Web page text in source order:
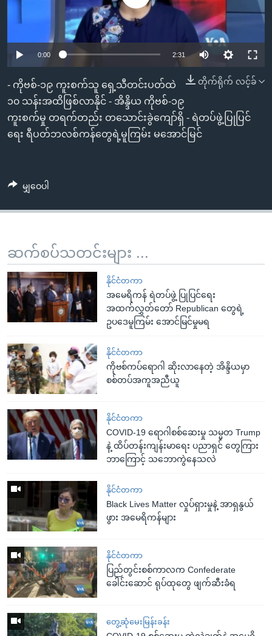
ကျော်
ကြည့်
ရန်
ရှာဖွေ
ရန်
ကျော်
သုတပဒေသာ အင်္ဂလိပ်စာ
Learning English
ဗွီအိုအေ လူမှုကွန်ယက်များ
ဘာသာစကားများ
0:00 2:31
တိုက်ရိုက် လင့်ခ်
- ကိုဗစ်-၁၉ ကူးစက်သူ ရှေ့သီတင်းပတ်ထဲ
၁၀ သန်းအထိဖြစ်လာနိုင် - အိန္ဒိယ ကိုဗစ်-၁၉
ကူးစက်မှု တရက်တည်း တသောင်းခွဲကျော်ရှိ - ရဲတပ်ဖွဲ့ပြုပြင်
ရေး ရီပတ်ဘလစ်ကန်တွေရဲ့မူကြမ်း မအောင်မြင်
မျှဝေပါ
ဆက်စပ်သတင်းများ ...
နိုင်ငံတကာ
အမေရိကန် ရဲတပ်ဖွဲ့ ပြုပြင်ရေး
အထက်လွှတ်တော် Republican တွေရဲ့
ဥပဒေမူကြမ်း အောင်မြင်မှုမရ
နိုင်ငံတကာ
ကိုဗစ်ကပ်ရောဂါ ဆိုးလာနေတဲ့ အိန္ဒိယမှာ
စစ်တပ်အကူအညီယူ
နိုင်ငံတကာ
COVID-19 ရောဂါစစ်ဆေးမှု သမ္မတ Trump
နဲ့ ထိပ်တန်းကျန်းမာရေး ပညာရှင် တွေကြား
ဘာကြောင့် သဘောကွဲနေသလဲ
နိုင်ငံတကာ
Black Lives Matter လှုပ်ရှားမှုနဲ့ အာရှနွယ်
ဖွား အမေရိကန်များ
နိုင်ငံတကာ
ပြည်တွင်းစစ်ကာလက Confederate
ခေါင်းဆောင် ရုပ်ထုတွေ ဖျက်ဆီးခံရ
တွေ့ဆုံမေးမြန်းခန်း